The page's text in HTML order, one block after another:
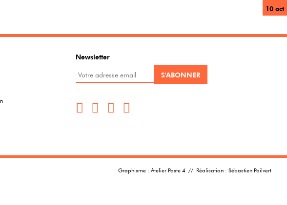
10 oct
Newsletter
Graphisme : Atelier Poste 4 // Réalisation : Sébastien Poilvert